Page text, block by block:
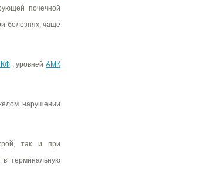
почечной
болезнях, чаще
, уровнейАМК
нарушении
так и при
терминальную